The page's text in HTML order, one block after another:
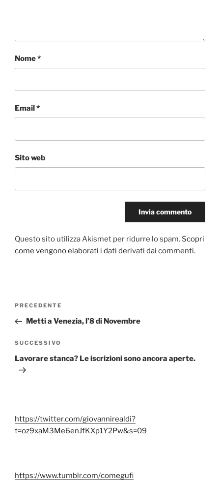
Nome*
Email*
Sito web
Questo sito utilizza Akismet per ridurre lo spam. Scopri
come vengono elaborati i dati derivati dai commenti.
Navigazione
Articolo
precedente:
PRECEDENTE
Metti a Venezia, l’8 di Novembre
Articolo
successivo
SUCCESSIVO
Lavorare stanca? Le iscrizioni sono ancora aperte.
https://twitter.com/giovannirealdi?
t=oz9xaM3Me6enJfKXp1Y2Pw&s=09
https://www.tumblr.com/comegufi